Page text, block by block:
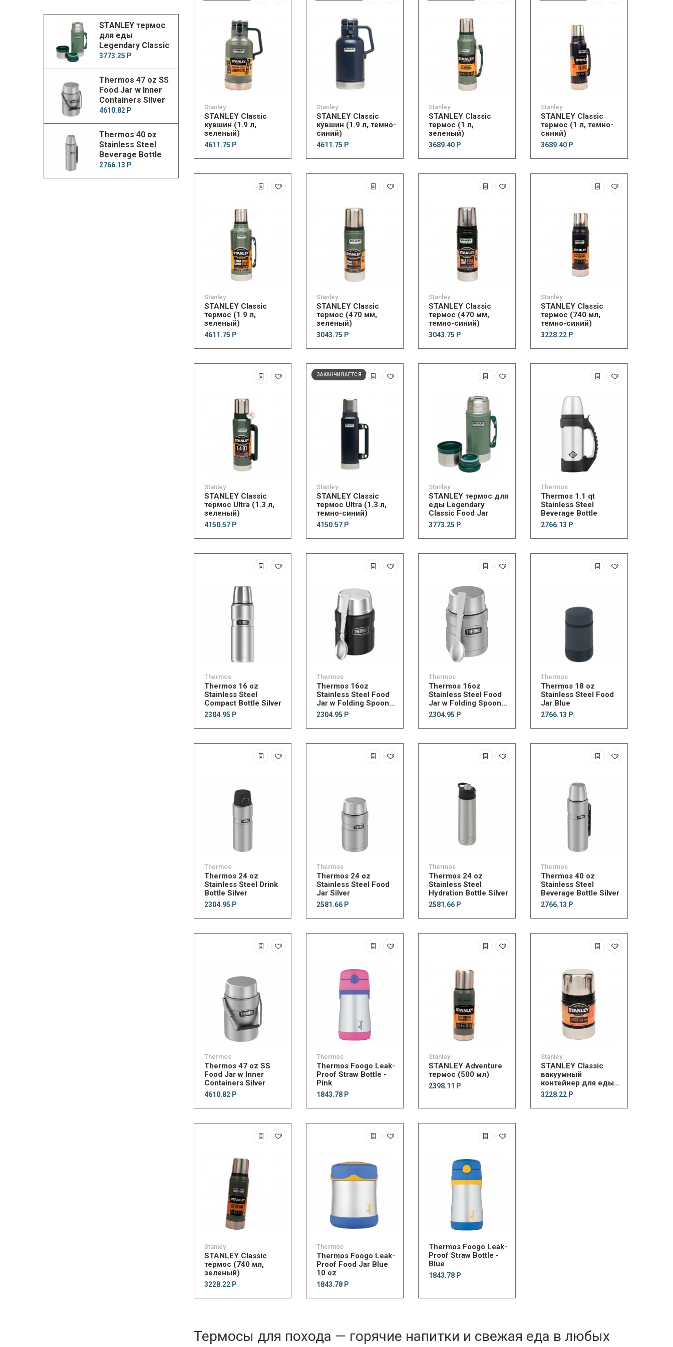
STANLEY термос
для еды
Legendary Classic
Food Jar
3773.25 Р
Thermos 47 oz SS
Food Jar w Inner
Containers Silver
4610.82 Р
Thermos 40 oz
Stainless Steel
Beverage Bottle
Silver
2766.13 Р
Stanley
STANLEY Classic
кувшин (1.9 л,
зеленый)
4611.75 Р
Stanley
STANLEY Classic
кувшин (1.9 л, темно-
синий)
4611.75 Р
Stanley
STANLEY Classic
термос (1 л,
зеленый)
3689.40 Р
Stanley
STANLEY Classic
термос (1 л, темно-
синий)
3689.40 Р
Stanley
STANLEY Classic
термос (1.9 л,
зеленый)
4611.75 Р
Stanley
STANLEY Classic
термос (470 мм,
зеленый)
3043.75 Р
Stanley
STANLEY Classic
термос (470 мм,
темно-синий)
3043.75 Р
Stanley
STANLEY Classic
термос (740 мл,
темно-синий)
3228.22 Р
Stanley
STANLEY Classic
термос Ultra (1.3 л,
зеленый)
4150.57 Р
ЗАКАНЧИВАЕТСЯ
Stanley
STANLEY Classic
термос Ultra (1.3 л,
темно-синий)
4150.57 Р
Stanley
STANLEY термос для
еды Legendary
Classic Food Jar
3773.25 Р
Thermos
Thermos 1.1 qt
Stainless Steel
Beverage Bottle
2766.13 Р
Thermos
Thermos 16 oz
Stainless Steel
Compact Bottle Silver
2304.95 Р
Thermos
Thermos 16oz
Stainless Steel Food
Jar w Folding Spoon
Black
2304.95 Р
Thermos
Thermos 16oz
Stainless Steel Food
Jar w Folding Spoon
Silver
2304.95 Р
Thermos
Thermos 18 oz
Stainless Steel Food
Jar Blue
2766.13 Р
Thermos
Thermos 24 oz
Stainless Steel Drink
Bottle Silver
2304.95 Р
Thermos
Thermos 24 oz
Stainless Steel Food
Jar Silver
2581.66 Р
Thermos
Thermos 24 oz
Stainless Steel
Hydration Bottle Silver
2581.66 Р
Thermos
Thermos 40 oz
Stainless Steel
Beverage Bottle Silver
2766.13 Р
Thermos
Thermos 47 oz SS
Food Jar w Inner
Containers Silver
4610.82 Р
Thermos
Thermos Foogo Leak-
Proof Straw Bottle -
Pink
1843.78 Р
Stanley
STANLEY Adventure
термос (500 мл)
2398.11 Р
Stanley
STANLEY Classic
вакуумный
контейнер для еды
(500 мл, темно-
синий)
3228.22 Р
Stanley
STANLEY Classic
термос (740 мл,
зеленый)
3228.22 Р
Thermos
Thermos Foogo Leak-
Proof Food Jar Blue
10 oz
1843.78 Р
Thermos Foogo Leak-
Proof Straw Bottle -
Blue
1843.78 Р
Термосы для похода — горячие напитки и свежая еда в любых